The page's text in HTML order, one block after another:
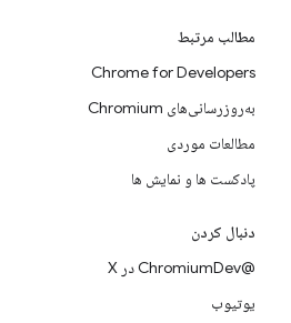
مطالب مرتبط
Chrome for Developers
به‌روزرسانی‌های Chromium
مطالعات موردی
پادکست ها و نمایش ها
دنبال کردن
@ChromiumDev در X
یوتیوب